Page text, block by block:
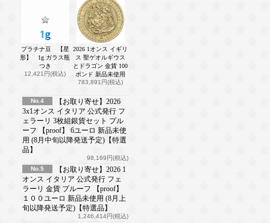
プラチナ豆 【星
形】 1g ガラス瓶
つき
12,421円(税込)
2026 1オンス イギリ
ス 聖ゲオルギウス
とドラゴン 金貨 100
ポンド 新品未使用
783,891円(税込)
No.4
【お取り寄せ】2026
3x1オンス イタリア 公式発行 フ
ェラーリ 3枚組銀貨セット プル
ーフ 【proof】 6ユーロ 新品未使
用 (8月中旬以降発送予定)【特選
品】
98,169円(税込)
No.5
【お取り寄せ】2026 1
オンス イタリア 公式発行 フェ
ラーリ 金貨 プルーフ 【proof】
１００ユーロ 新品未使用 (8月上
旬以降発送予定)【特選品】
1,246,414円(税込)